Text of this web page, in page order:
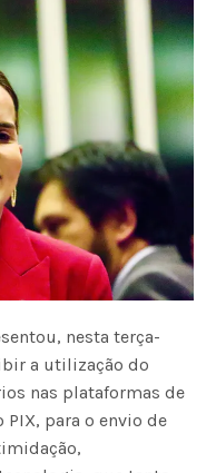
nesta terça-
a utilização do
nas plataformas de
para o envio de